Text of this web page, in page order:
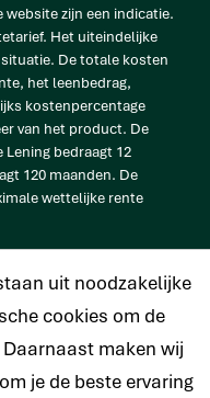
website zijn een indicatie.
Het uiteindelijke
De totale kosten
het leenbedrag,
kostenpercentage
van het product. De
bedraagt 12
120 maanden. De
wettelijke rente
van 120 maanden met
rentetarief van 6,4%.
uit noodzakelijke
cookies om de
maken wij
je de beste ervaring